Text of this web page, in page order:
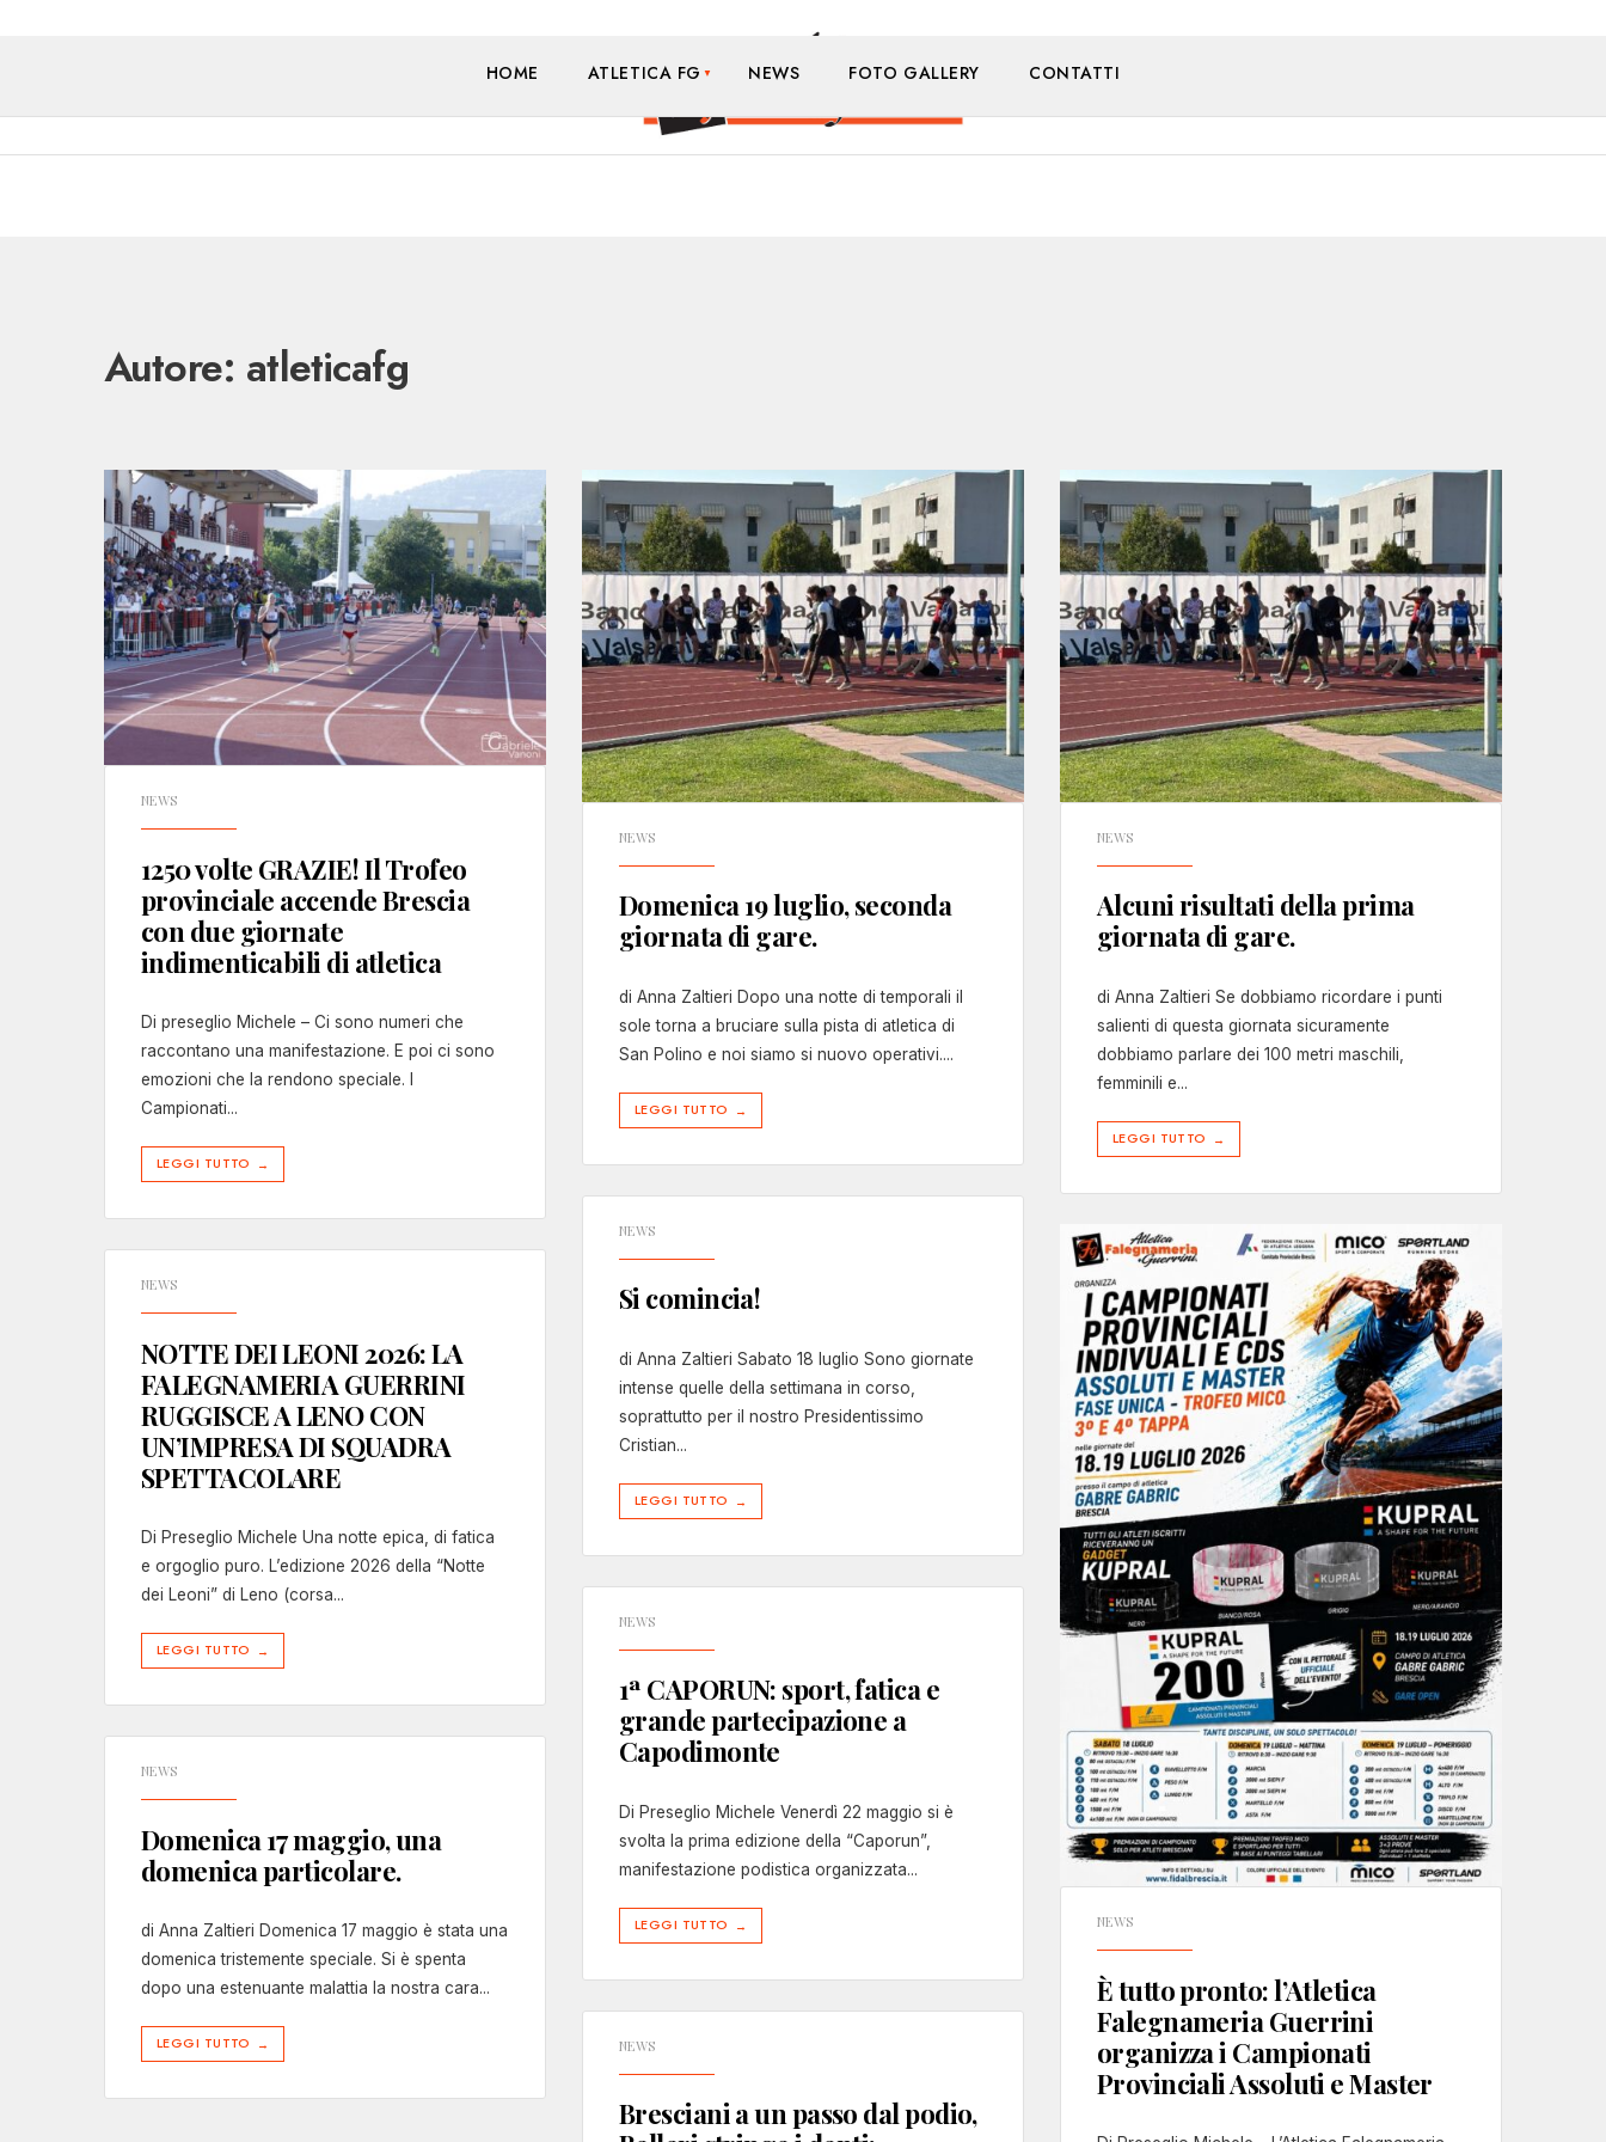
HOME ATLETICA FG NEWS FOTO GALLERY CONTATTI
Autore: atleticafg
NEWS
1250 volte GRAZIE! Il Trofeo
provinciale accende Brescia
con due giornate
indimenticabili di atletica
Di preseglio Michele – Ci sono numeri che
raccontano una manifestazione. E poi ci sono
emozioni che la rendono speciale. I
Campionati...
LEGGI TUTTO →
NEWS
Domenica 19 luglio, seconda
giornata di gare.
di Anna Zaltieri Dopo una notte di temporali il
sole torna a bruciare sulla pista di atletica di
San Polino e noi siamo si nuovo operativi....
LEGGI TUTTO →
NEWS
Alcuni risultati della prima
giornata di gare.
di Anna Zaltieri Se dobbiamo ricordare i punti
salienti di questa giornata sicuramente
dobbiamo parlare dei 100 metri maschili,
femminili e...
LEGGI TUTTO →
NEWS
Si comincia!
di Anna Zaltieri Sabato 18 luglio Sono giornate
intense quelle della settimana in corso,
soprattutto per il nostro Presidentissimo
Cristian...
LEGGI TUTTO →
NEWS
È tutto pronto: l’Atletica
Falegnameria Guerrini
organizza i Campionati
Provinciali Assoluti e Master
NEWS
NOTTE DEI LEONI 2026: LA
FALEGNAMERIA GUERRINI
RUGGISCE A LENO CON
UN’IMPRESA DI SQUADRA
SPETTACOLARE
Di Preseglio Michele Una notte epica, di fatica
e orgoglio puro. L’edizione 2026 della “Notte
dei Leoni” di Leno (corsa...
LEGGI TUTTO →
NEWS
1ª CAPORUN: sport, fatica e
grande partecipazione a
Capodimonte
Di Preseglio Michele Venerdì 22 maggio si è
svolta la prima edizione della “Caporun”,
manifestazione podistica organizzata...
LEGGI TUTTO →
NEWS
Domenica 17 maggio, una
domenica particolare.
di Anna Zaltieri Domenica 17 maggio è stata una
domenica tristemente speciale. Si è spenta
dopo una estenuante malattia la nostra cara...
LEGGI TUTTO → NEWS
Bresciani a un passo dal podio,